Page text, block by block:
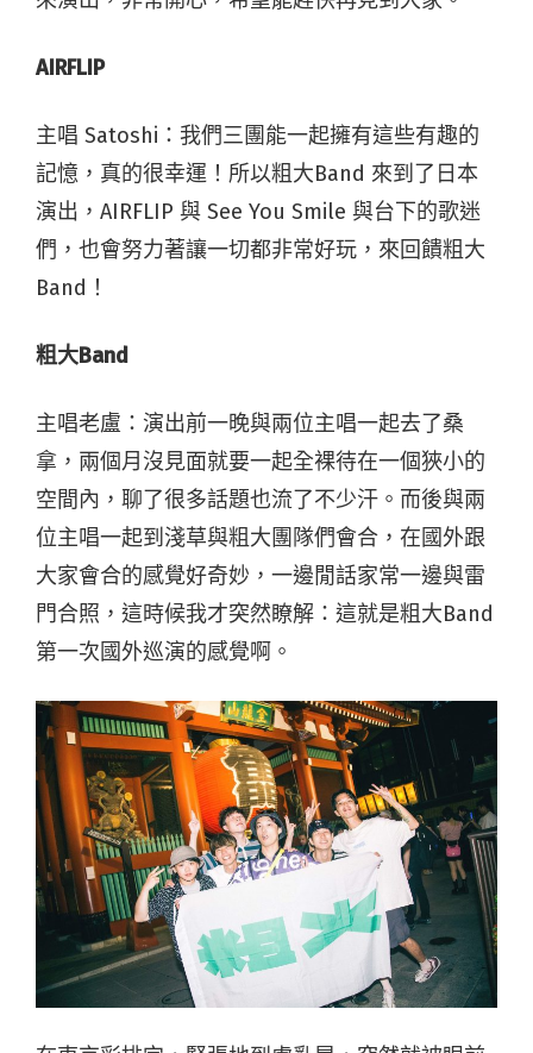
AIRFLIP
主唱 Satoshi ：我們三團能一起擁有這些有趣的
記憶，真的很幸運！所以粗大Band 來到了日本
演出，AIRFLIP 與 See You Smile 與台下的歌迷
們，也會努力著讓一切都非常好玩，來回饋粗大
Band！
粗大Band
主唱老盧：演出前一晚與兩位主唱一起去了桑
拿，兩個月沒見面就要一起全裸待在一個狹小的
空間內，聊了很多話題也流了不少汗。而後與兩
位主唱一起到淺草與粗大團隊們會合，在國外跟
大家會合的感覺好奇妙，一邊閒話家常一邊與雷
門合照，這時候我才突然瞭解：這就是粗大Band
第一次國外巡演的感覺啊。